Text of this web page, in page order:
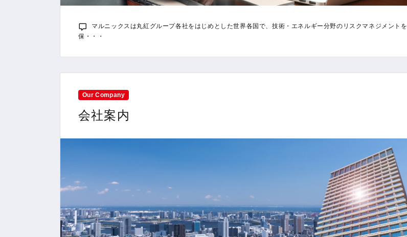
マルニックスは丸紅グループ各社をはじめとした世界各国で、技術・エネルギー分野のリスクマネジメントを
保・・・
Our Company
会社案内